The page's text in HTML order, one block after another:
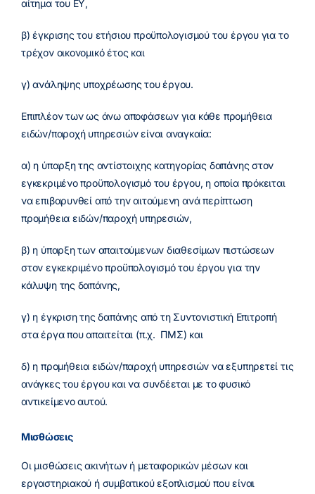
αίτημα του ΕΥ,
β) έγκρισης του ετήσιου προϋπολογισμού του έργου για το
τρέχον οικονομικό έτος και
γ) ανάληψης υποχρέωσης του έργου.
Επιπλέον των ως άνω αποφάσεων για κάθε προμήθεια
ειδών/παροχή υπηρεσιών είναι αναγκαία:
α) η ύπαρξη της αντίστοιχης κατηγορίας δαπάνης στον
εγκεκριμένο προϋπολογισμό του έργου, η οποία πρόκειται
να επιβαρυνθεί από την αιτούμενη ανά περίπτωση
προμήθεια ειδών/παροχή υπηρεσιών,
β) η ύπαρξη των απαιτούμενων διαθεσίμων πιστώσεων
στον εγκεκριμένο προϋπολογισμό του έργου για την
κάλυψη της δαπάνης,
γ) η έγκριση της δαπάνης από τη Συντονιστική Επιτροπή
στα έργα που απαιτείται (π.χ. ΠΜΣ) και
δ) η προμήθεια ειδών/παροχή υπηρεσιών να εξυπηρετεί τις
ανάγκες του έργου και να συνδέεται με το φυσικό
αντικείμενο αυτού.
Μισθώσεις
Οι μισθώσεις ακινήτων ή μεταφορικών μέσων και
εργαστηριακού ή συμβατικού εξοπλισμού που είναι